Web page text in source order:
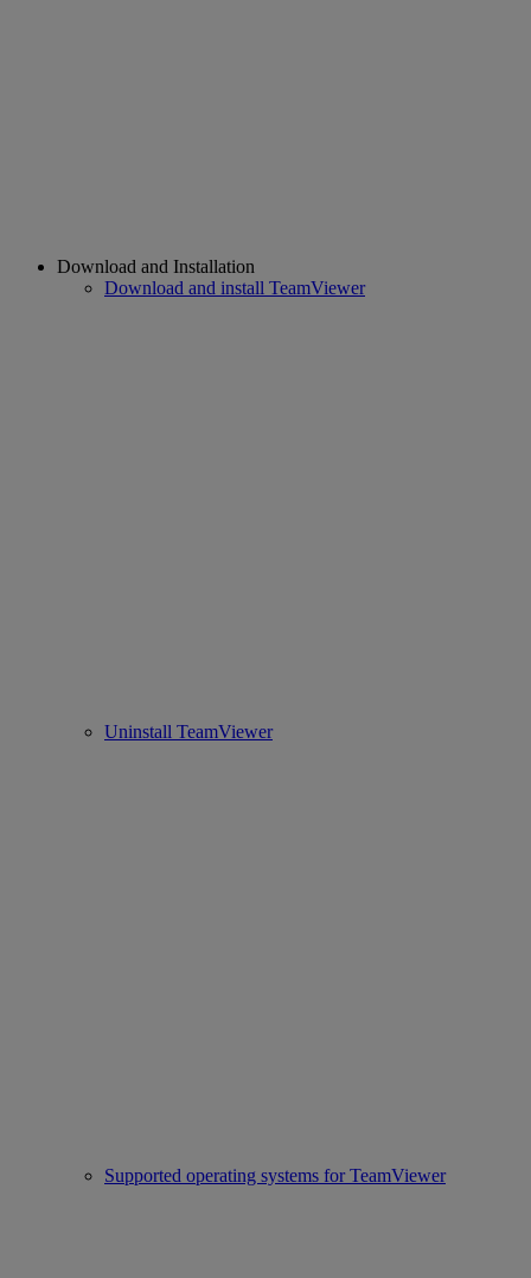
Download and Installation
Download and install TeamViewer
Uninstall TeamViewer
Supported operating systems for TeamViewer